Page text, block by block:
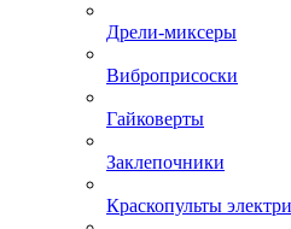
Дрели-миксеры
Виброприсоски
Гайковерты
Заклепочники
Краскопульты